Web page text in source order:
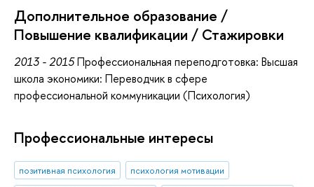
Дополнительное образование /
Повышение квалификации / Стажировки
2013 - 2015Профессиональная переподготовка: Высшая
школа экономики: Переводчик в сфере
профессиональной коммуникации (Психология)
Профессиональные интересы
позитивная психология
психология мотивации